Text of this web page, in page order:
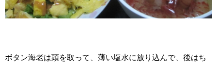
ボタン海老は頭を取って、薄い塩水に放り込んで、後はち